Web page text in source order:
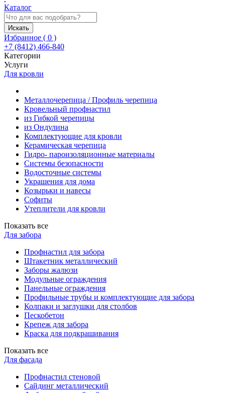
Каталог
Искать
Избранное ( 0 )
+7 (8412) 466-840
Категории
Услуги
Для кровли
Металлочерепица / Профиль черепица
Кровельный профнастил
из Гибкой черепицы
из Ондулина
Комплектующие для кровли
Керамическая черепица
Гидро- пароизоляционные материалы
Системы безопасности
Водосточные системы
Украшения для дома
Козырьки и навесы
Софиты
Утеплители для кровли
Показать все
Для забора
Профнастил для забора
Штакетник металлический
Заборы жалюзи
Модульные ограждения
Панельные ограждения
Профильные трубы и комплектующие для забора
Колпаки и заглушки для столбов
Пескобетон
Крепеж для забора
Краска для подкрашивания
Показать все
Для фасада
Профнастил стеновой
Сайдинг металлический